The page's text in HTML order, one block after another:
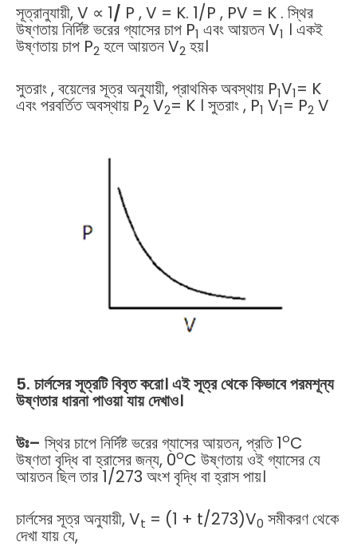
সূত্রানুযায়ী, V ∝ 1/ P , V = K. 1/P , PV = K . স্থির
উষ্ণতায় নির্দিষ্ট ভরের গ্যাসের চাপ P1 এবং আয়তন V1 । একই
উষ্ণতায় চাপ P2 হলে আয়তন V2 হয়।
সুতরাং , বয়েলের সূত্র অনুযায়ী, প্রাথমিক অবস্থায় P1V1= K
এবং পরবর্তিত অবস্থায় P2 V2= K । সুতরাং , P1 V1= P2 V
5. চার্লসের সূত্রটি বিবৃত করো। এই সূত্র থেকে কিভাবে পরমশূন্য
উষ্ণতার ধারনা পাওয়া যায় দেখাও।
উঃ– স্থির চাপে নির্দিষ্ট ভরের গ্যাসের আয়তন, প্রতি 1oC
উষ্ণতা বৃদ্ধি বা হ্রাসের জন্য, 0oC উষ্ণতায় ওই গ্যাসের যে
আয়তন ছিল তার 1/273 অংশ বৃদ্ধি বা হ্রাস পায়।
চার্লসের সূত্র অনুযায়ী, Vt = (1 + t/273)V0 সমীকরণ থেকে
দেখা যায় যে,